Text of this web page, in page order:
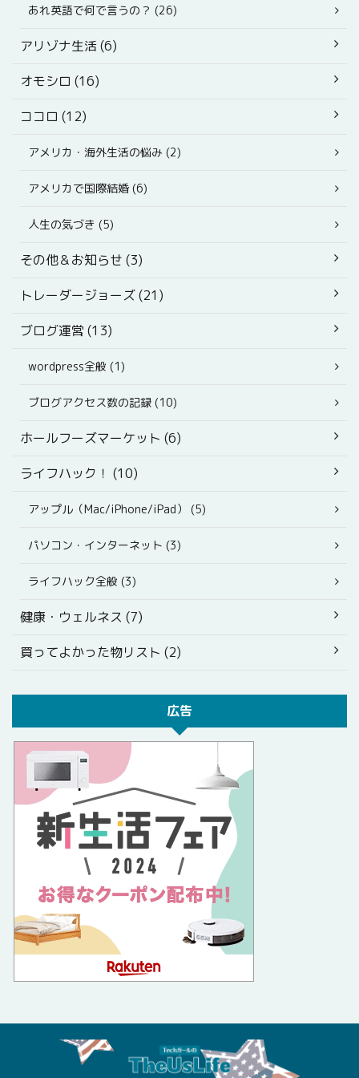
あれ英語で何で言うの？ (26)
アリゾナ生活 (6)
オモシロ (16)
ココロ (12)
アメリカ・海外生活の悩み (2)
アメリカで国際結婚 (6)
人生の気づき (5)
その他＆お知らせ (3)
トレーダージョーズ (21)
ブログ運営 (13)
wordpress全般 (1)
ブログアクセス数の記録 (10)
ホールフーズマーケット (6)
ライフハック！ (10)
アップル（Mac/iPhone/iPad） (5)
パソコン・インターネット (3)
ライフハック全般 (3)
健康・ウェルネス (7)
買ってよかった物リスト (2)
広告